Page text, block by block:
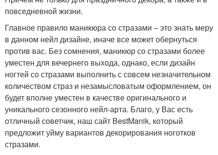
повседневной жизни.
Главное правило маникюра со стразами – это знать меру
в данном нейл дизайне, иначе все может обернуться
против вас. Без сомнения, маникюр со стразами более
уместен для вечернего выхода, однако, если дизайн
ногтей со стразами выполнить с совсем незначительном
количеством страз и незамысловатым оформлением, он
будет вполне уместен в качестве оригинального и
уникального сезонного нейл-арта. Благо, у Вас есть
отличный советчик, наш сайт BestManik, который
предложит уйму вариантов декорирования ноготков
стразами.